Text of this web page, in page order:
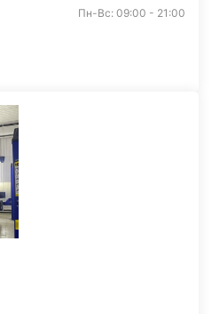
Пн-Вс: 09:00 - 21:00